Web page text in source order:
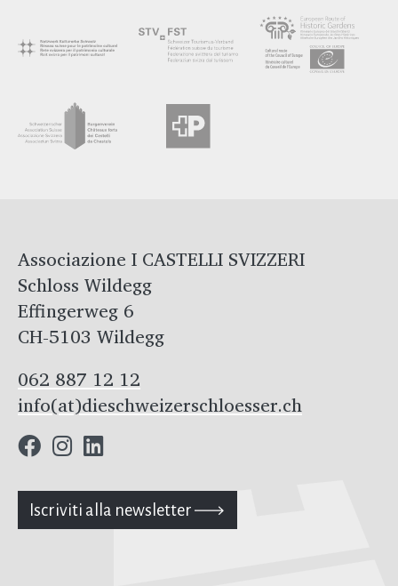
Associazione I CASTELLI SVIZZERI
Schloss Wildegg
Effingerweg 6
CH-5103 Wildegg
062 887 12 12
info(at)dieschweizerschloesser.ch
Iscriviti alla newsletter